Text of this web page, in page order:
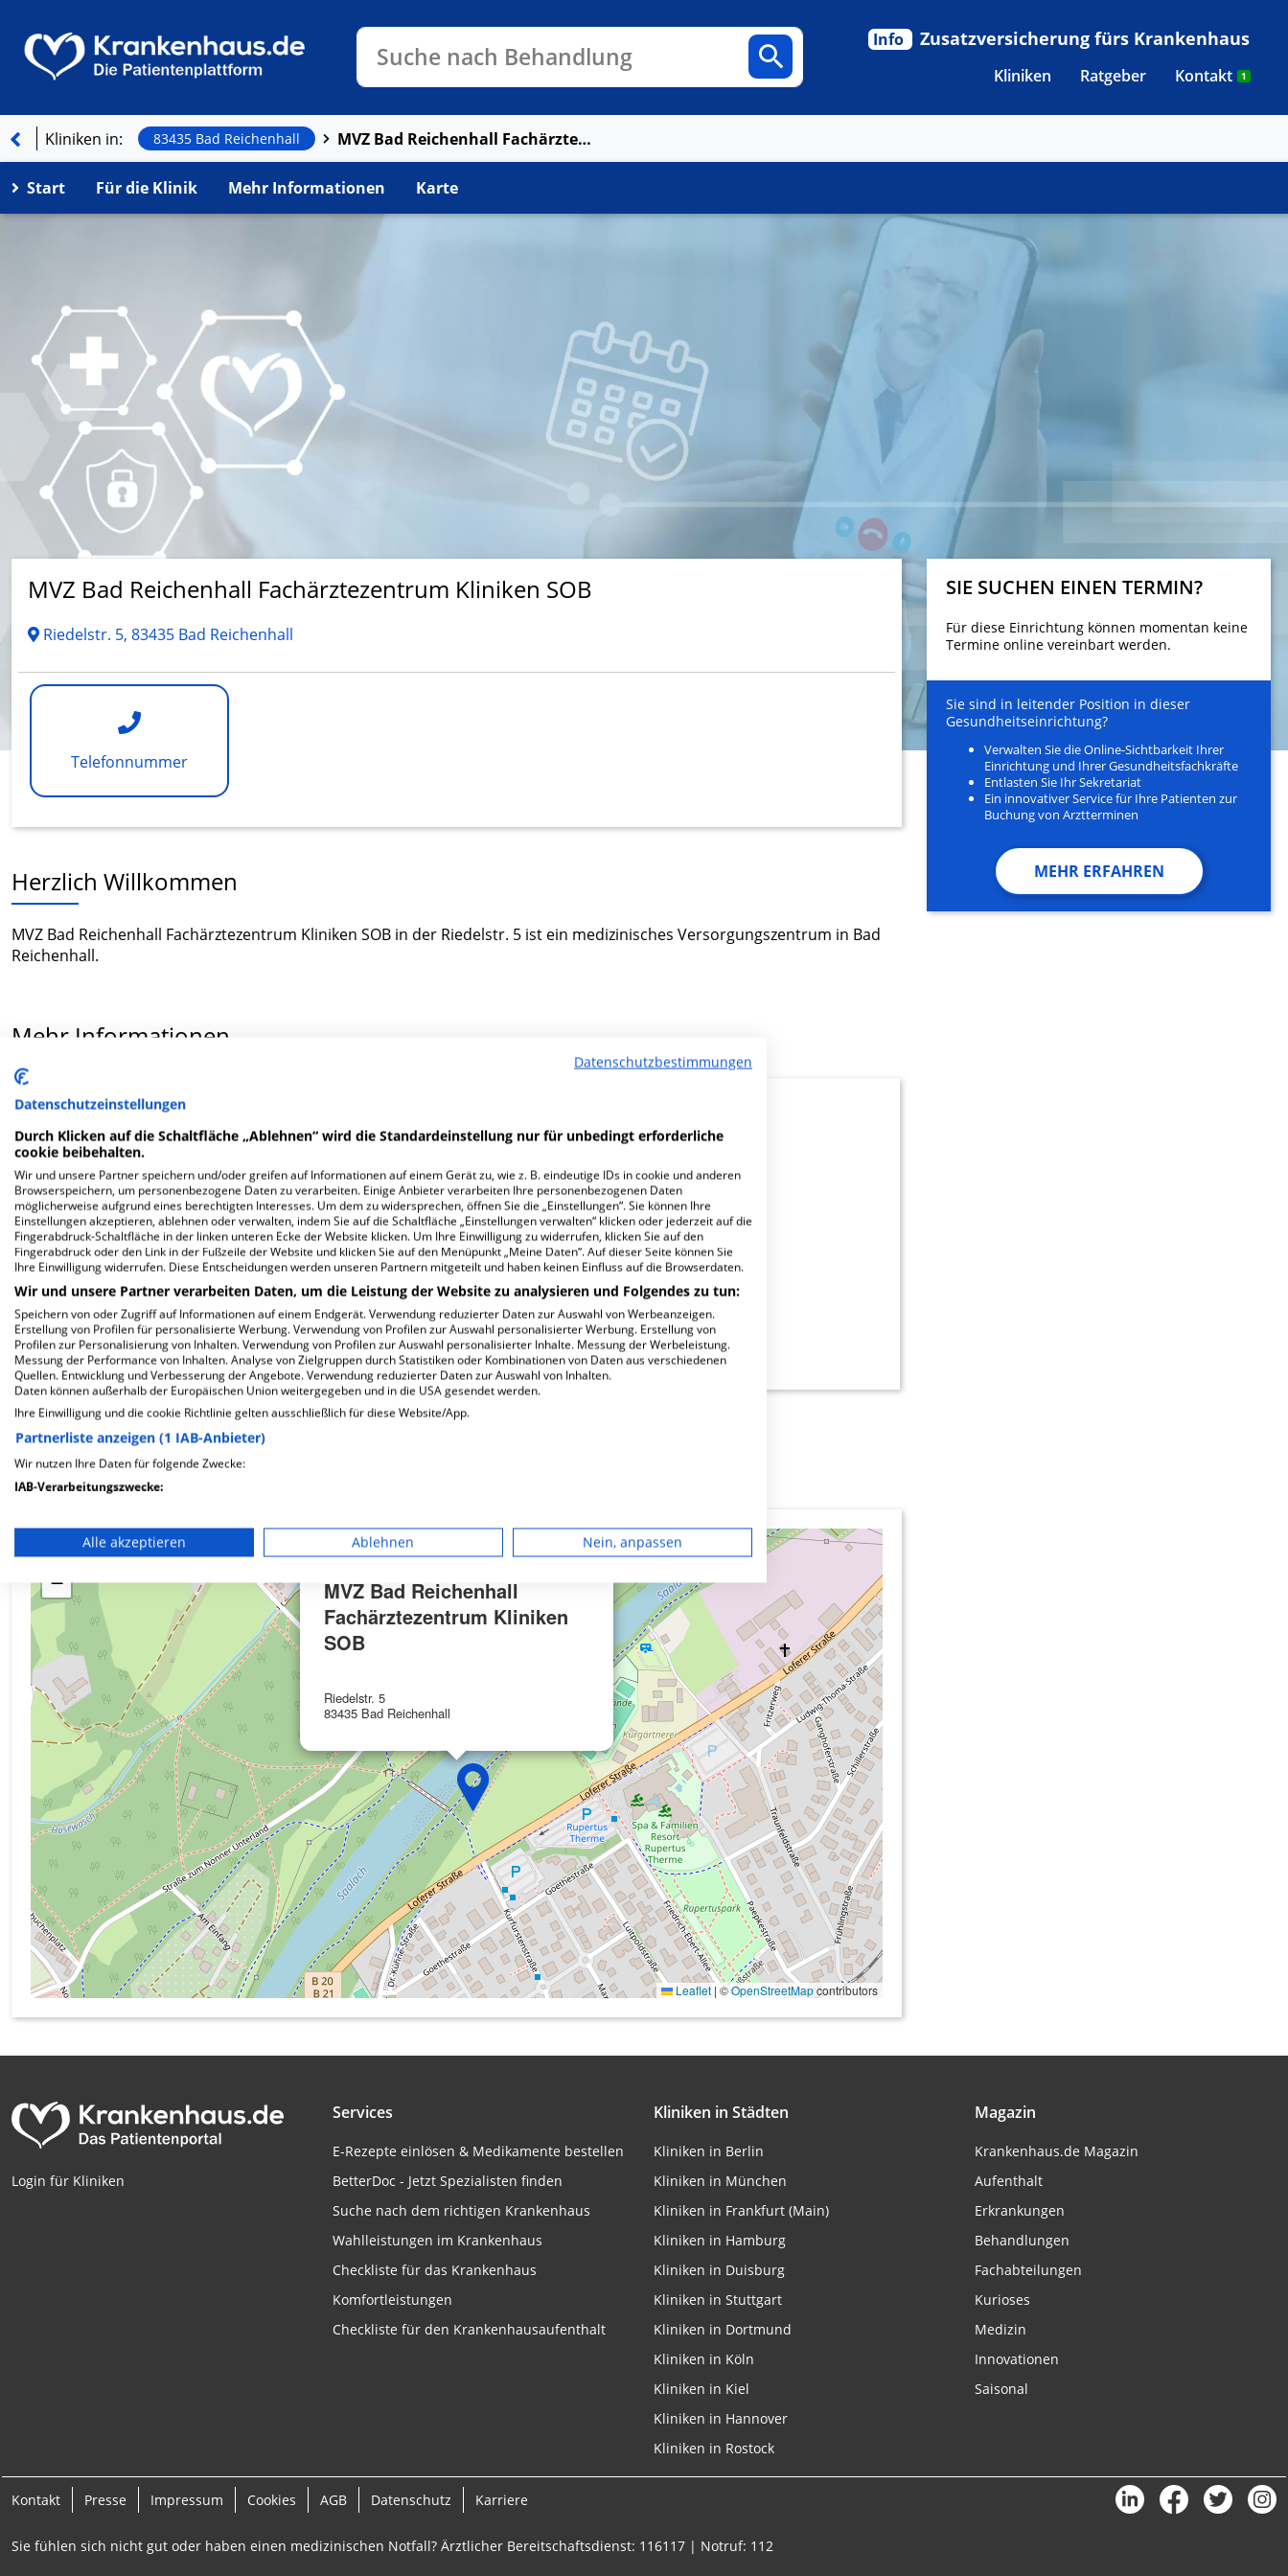
Suche nach Behandlung
Kliniken
Ratgeber Kontakt 1
Info Zusatzversicherung fürs Krankenhaus
Kliniken in: 83435 Bad Reichenhall MVZ Bad Reichenhall Fachärztezentrum Kliniken SOB
Start Für die Klinik Mehr Informationen Karte
MVZ Bad Reichenhall Fachärztezentrum Kliniken SOB
Riedelstr. 5, 83435 Bad Reichenhall
Telefonnummer
SIE SUCHEN EINEN TERMIN?
Für diese Einrichtung können momentan keine
Termine online vereinbart werden.
Sie sind in leitender Position in dieser
Gesundheitseinrichtung?
Verwalten Sie die Online-Sichtbarkeit Ihrer
Einrichtung und Ihrer Gesundheitsfachkräfte
Entlasten Sie Ihr Sekretariat
Ein innovativer Service für Ihre Patienten zur
Buchung von Arztterminen
MEHR ERFAHREN
Herzlich Willkommen
MVZ Bad Reichenhall Fachärztezentrum Kliniken SOB in der Riedelstr. 5 ist ein medizinisches Versorgungszentrum in Bad
Reichenhall.
Mehr Informationen
FAQ
Hier ﬁnden Sie häuﬁg gestellte Fragen zu dieser Klinik.
Wie lautet die Adresse von MVZ Bad Reichenhall Fachärztezentrum Kliniken SOB?
Riedelstr. 5
83435 Bad Reichenhall
Wie ist die Telefonnummer von MVZ Bad Reichenhall Fachärztezentrum Kliniken SOB?
Karte
MVZ Bad Reichenhall
Fachärztezentrum Kliniken
SOB
Riedelstr. 5
83435 Bad Reichenhall
+
−
Leaflet | ©OpenStreetMapcontributors
Login für Kliniken
Services
E-Rezepte einlösen & Medikamente bestellen
BetterDoc - Jetzt Spezialisten finden
Suche nach dem richtigen Krankenhaus
Wahlleistungen im Krankenhaus
Checkliste für das Krankenhaus
Komfortleistungen
Checkliste für den Krankenhausaufenthalt
Kliniken in Städten
Kliniken in Berlin
Kliniken in München
Kliniken in Frankfurt (Main)
Kliniken in Hamburg
Kliniken in Duisburg
Kliniken in Stuttgart
Kliniken in Dortmund
Kliniken in Köln
Kliniken in Kiel
Kliniken in Hannover
Kliniken in Rostock
Magazin
Krankenhaus.de Magazin
Aufenthalt
Erkrankungen
Behandlungen
Fachabteilungen
Kurioses
Medizin
Innovationen
Saisonal
Kontakt Presse Impressum Cookies AGB Datenschutz Karriere
Sie fühlen sich nicht gut oder haben einen medizinischen Notfall? Ärztlicher Bereitschaftsdienst: 116117 | Notruf: 112
Datenschutzbestimmungen
Datenschutzeinstellungen
Durch Klicken auf die Schaltfläche „Ablehnen“ wird die Standardeinstellung nur für unbedingt erforderliche
cookie beibehalten.
Wir und unsere Partner speichern und/oder greifen auf Informationen auf einem Gerät zu, wie z. B. eindeutige IDs in cookie und anderen
Browserspeichern, um personenbezogene Daten zu verarbeiten. Einige Anbieter verarbeiten Ihre personenbezogenen Daten
möglicherweise aufgrund eines berechtigten Interesses. Um dem zu widersprechen, öffnen Sie die „Einstellungen“. Sie können Ihre
Einstellungen akzeptieren, ablehnen oder verwalten, indem Sie auf die Schaltfläche „Einstellungen verwalten“ klicken oder jederzeit auf die
Fingerabdruck-Schaltfläche in der linken unteren Ecke der Website klicken. Um Ihre Einwilligung zu widerrufen, klicken Sie auf den
Fingerabdruck oder den Link in der Fußzeile der Website und klicken Sie auf den Menüpunkt „Meine Daten“. Auf dieser Seite können Sie
Ihre Einwilligung widerrufen. Diese Entscheidungen werden unseren Partnern mitgeteilt und haben keinen Einfluss auf die Browserdaten.
Wir und unsere Partner verarbeiten Daten, um die Leistung der Website zu analysieren und Folgendes zu tun:
Speichern von oder Zugriff auf Informationen auf einem Endgerät. Verwendung reduzierter Daten zur Auswahl von Werbeanzeigen.
Erstellung von Profilen für personalisierte Werbung. Verwendung von Profilen zur Auswahl personalisierter Werbung. Erstellung von
Profilen zur Personalisierung von Inhalten. Verwendung von Profilen zur Auswahl personalisierter Inhalte. Messung der Werbeleistung.
Messung der Performance von Inhalten. Analyse von Zielgruppen durch Statistiken oder Kombinationen von Daten aus verschiedenen
Quellen. Entwicklung und Verbesserung der Angebote. Verwendung reduzierter Daten zur Auswahl von Inhalten.
Daten können außerhalb der Europäischen Union weitergegeben und in die USA gesendet werden.
Ihre Einwilligung und die cookie Richtlinie gelten ausschließlich für diese Website/App.
Partnerliste anzeigen (1 IAB-Anbieter)
Wir nutzen Ihre Daten für folgende Zwecke:
IAB-Verarbeitungszwecke:
Verwendung reduzierter Daten zur Auswahl von Werbeanzeigen
Erstellung von Profilen für personalisierte Werbung
Verwendung von Profilen zur Auswahl personalisierter Werbung
Erstellung von Profilen zur Personalisierung von Inhalten
Verwendung von Profilen zur Auswahl personalisierter Inhalte
Messung der Werbeleistung
Messung der Performance von Inhalten
Analyse von Zielgruppen durch Statistiken oder Kombinationen von Daten aus
verschiedenen Quellen
Entwicklung und Verbesserung der Angebote
Verwendung reduzierter Daten zur Auswahl von Inhalten
IAB-Besonderheiten:
Verwendung genauer Standortdaten
Geräte anhand von aktiv angeforderten Informationen identifizieren
Nicht-IAB-Verarbeitungszwecke:
Performance
Alle akzeptieren Ablehnen Nein, anpassen